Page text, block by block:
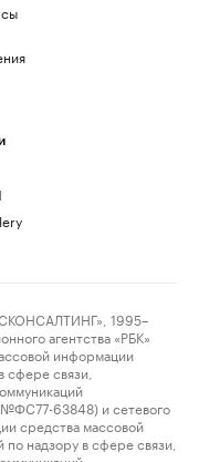
1995–
агентства «РБК»
информации
сфере связи,
63848) и сетевого
средства массовой
надзору в сфере связи,